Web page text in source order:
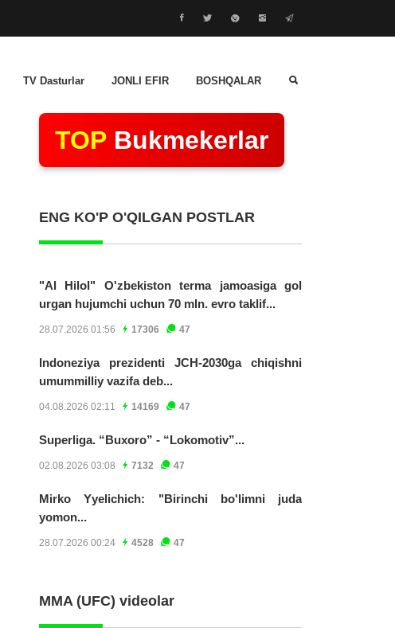
TV Dasturlar JONLI EFIR BOSHQALAR
TOP Bukmekerlar
ENG KO'P O'QILGAN POSTLAR
"Al Hilol" O'zbekiston terma jamoasiga gol
urgan hujumchi uchun 70 mln. evro taklif...
28.07.2026 01:56 17306 47
Indoneziya prezidenti JCH-2030ga chiqishni
umummilliy vazifa deb...
04.08.2026 02:11 14169 47
Superliga. “Buxoro” - “Lokomotiv”...
02.08.2026 03:08 7132 47
Mirko Yyelichich: "Birinchi bo'limni juda
yomon...
28.07.2026 00:24 4528 47
MMA (UFC) videolar